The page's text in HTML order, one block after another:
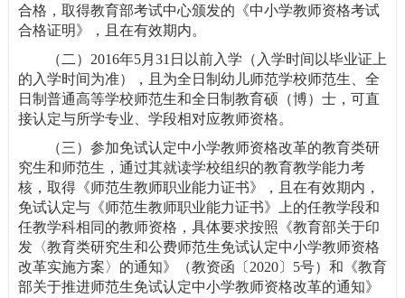
合格，取得教育部考试中心颁发的《中小学教师资格考试
合格证明》，且在有效期内。
（二）2016年5月31日以前入学（入学时间以毕业证上
的入学时间为准），且为全日制幼儿师范学校师范生、全
日制普通高等学校师范生和全日制教育硕（博）士，可直
接认定与所学专业、学段相对应教师资格。
（三）参加免试认定中小学教师资格改革的教育类研
究生和师范生，通过其就读学校组织的教育教学能力考
核，取得《师范生教师职业能力证书》，且在有效期内，
免试认定与《师范生教师职业能力证书》上的任教学段和
任教学科相同的教师资格，具体要求按照《教育部关于印
发〈教育类研究生和公费师范生免试认定中小学教师资格
改革实施方案〉的通知》（教资函〔2020〕5号）和《教育
部关于推进师范生免试认定中小学教师资格改革的通知》